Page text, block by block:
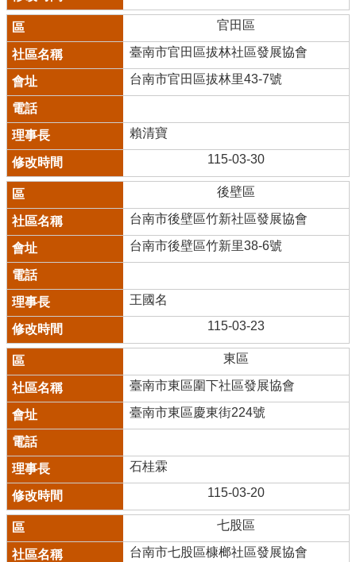
官田區
臺南市官田區拔林社區發展協會
台南市官田區拔林里43-7號
賴清寶
115-03-30
後壁區
台南市後壁區竹新社區發展協會
台南市後壁區竹新里38-6號
王國名
115-03-23
東區
臺南市東區圍下社區發展協會
臺南市東區慶東街224號
石桂霖
115-03-20
七股區
台南市七股區槺榔社區發展協會